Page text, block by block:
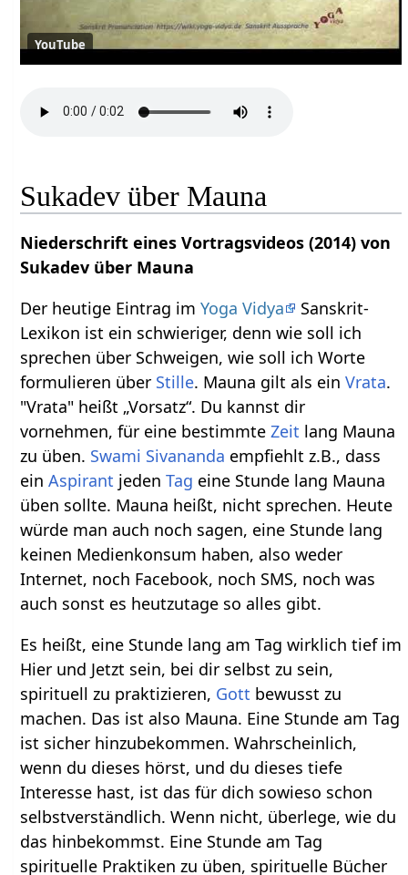
YouTube
Sukadev über Mauna
Niederschrift eines Vortragsvideos (2014) von
Sukadev über Mauna
Der heutige Eintrag imYoga Vidya
Sanskrit-
Lexikon ist ein schwieriger, denn wie soll ich
sprechen über Schweigen, wie soll ich Worte
formulieren über Stille. Mauna gilt als einVrata.
"Vrata" heißt „Vorsatz“. Du kannst dir
vornehmen, für eine bestimmteZeit lang Mauna
zu üben. Swami Sivananda empfiehlt z.B., dass
einAspirant jedenTag eine Stunde lang Mauna
üben sollte. Mauna heißt, nicht sprechen. Heute
würde man auch noch sagen, eine Stunde lang
keinen Medienkonsum haben, also weder
Internet, noch Facebook, noch SMS, noch was
auch sonst es heutzutage so alles gibt.
Es heißt, eine Stunde lang am Tag wirklich tief im
Hier und Jetzt sein, bei dir selbst zu sein,
spirituell zu praktizieren, Gott bewusst zu
machen. Das ist also Mauna. Eine Stunde am Tag
ist sicher hinzubekommen. Wahrscheinlich,
wenn du dieses hörst, und du dieses tiefe
Interesse hast, ist das für dich sowieso schon
selbstverständlich. Wenn nicht, überlege, wie du
das hinbekommst. Eine Stunde am Tag
spirituelle Praktiken zu üben, spirituelle Bücher